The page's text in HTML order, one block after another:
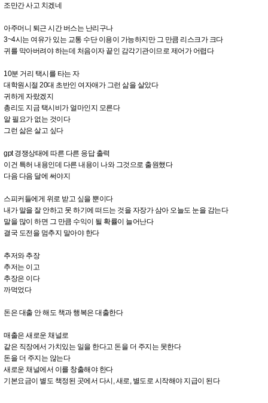
조만간 사고 치겠네
아주머니 퇴근 시간 버스는 난리구나
3~4시는 여유가 있는 교통 수단 이용이 가능하지만 그 만큼 리스크가 크다
귀를 막아버려야 하는데 처음이자 끝인 감각기관이므로 제어가 어렵다
10분 거리 택시를 타는 자
대학원시절 20대 초반인 여자애가 그런 삶을 살았다
귀하게 자랐겠지
총리도 지금 택시비가 얼마인지 모른다
알 필요가 없는 것이다
그런 삶은 살고 싶다
gpt 경쟁상태에 따른 다른 응답 출력
이건 특허 내용인데 다른 내용이 나와 그것으로 출원했다
다음 다음 달에 써야지
스피커들에게 위로 받고 싶을 뿐이다
내가 말을 잘 안하고 못 하기에 떠드는 것을 자장가 삼아 오늘도 눈을 감는다
말을 많이 하면 그 만큼 수익이 될 확률이 늘어난다
결국 도전을 멈추지 말아야 한다
추저와 추장
추저는 이고
추장은 이다
까먹었다
돈은 대출 안 해도 책과 행복은 대출한다
매출은 새로운 채널로
같은 직장에서 가치있는 일을 한다고 돈을 더 주지는 못한다
돈을 더 주지는 않는다
새로운 채널에서 이를 창출해야 한다
기본요금이 별도 책정된 곳에서 다시, 새로, 별도로 시작해야 지급이 된다